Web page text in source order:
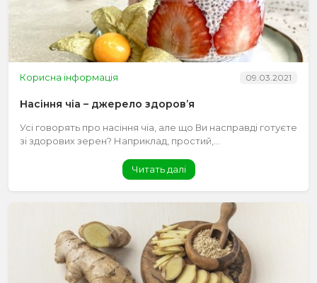
Корисна інформація 09.03.2021
Насіння чіа – джерело здоров’я
Усі говорять про насіння чіа, але що Ви насправді готуєте
зі здорових зерен? Наприклад, простий,...
Читать далі